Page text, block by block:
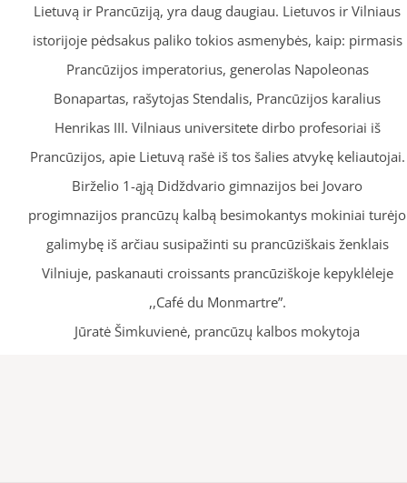
Lietuvą ir Prancūziją, yra daug daugiau. Lietuvos ir Vilniaus
istorijoje pėdsakus paliko tokios asmenybės, kaip: pirmasis
Prancūzijos imperatorius, generolas Napoleonas
Bonapartas, rašytojas Stendalis, Prancūzijos karalius
Henrikas III. Vilniaus universitete dirbo profesoriai iš
Prancūzijos, apie Lietuvą rašė iš tos šalies atvykę keliautojai.
Birželio 1-ąją Didždvario gimnazijos bei Jovaro
progimnazijos prancūzų kalbą besimokantys mokiniai turėjo
galimybę iš arčiau susipažinti su prancūziškais ženklais
Vilniuje, paskanauti croissants prancūziškoje kepyklėleje
,,Café du Monmartre”.
Jūratė Šimkuvienė, prancūzų kalbos mokytoja